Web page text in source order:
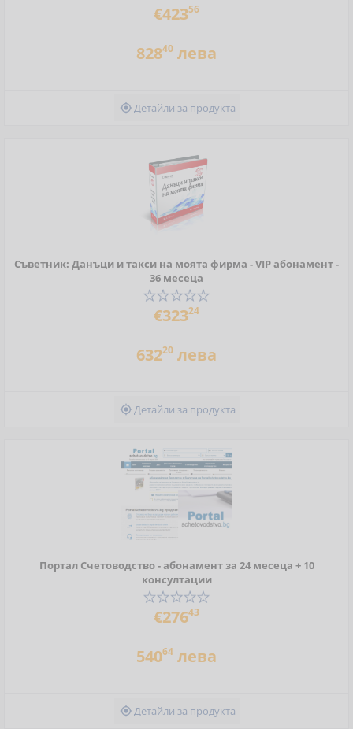
€42356
82840 лева
Детайли за продукта
Съветник: Данъци и такси на моята фирма - VIP абонамент -
36 месеца
€32324
63220 лева
Детайли за продукта
Портал Счетоводство - абонамент за 24 месеца + 10
консултации
€27643
54064 лева
Детайли за продукта